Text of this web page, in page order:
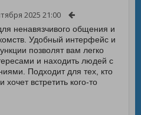
2025 21:00
ненавязчивого общения и
Удобный интерфейс и
позволят вам легко
и находить людей с
Подходит для тех, кто
хочет встретить кого-то